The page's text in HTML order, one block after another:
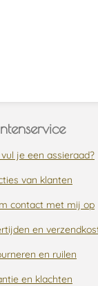
je een assieraad?
van klanten
contact met mij op
en
en ruilen
en klachten